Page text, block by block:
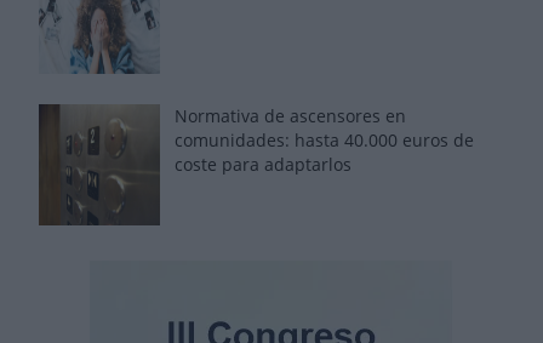
Normativa de ascensores en
comunidades: hasta 40.000 euros de
coste para adaptarlos